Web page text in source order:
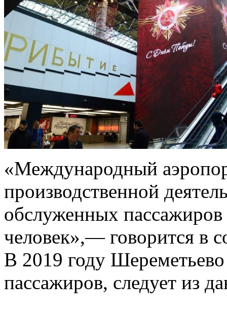
«Международный
производственной
обслуженных
человек»,— говорится в
В 2019 году
пассажиров, следует из